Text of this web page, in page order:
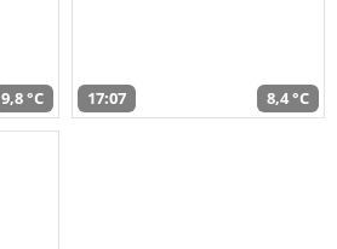
9,8 °C 17:07 8,4 °C